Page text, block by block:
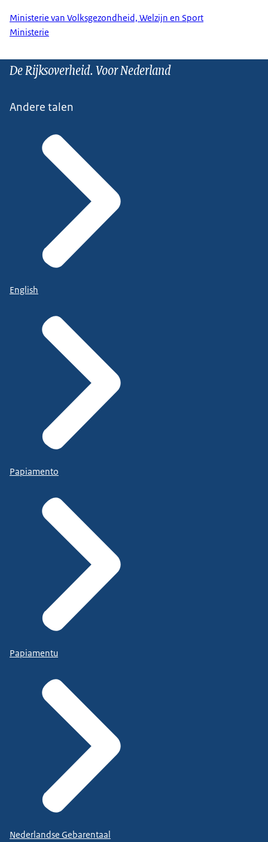
Ministerie van Volksgezondheid, Welzijn en Sport
Ministerie
De Rijksoverheid. Voor Nederland
Andere talen
English
Papiamento
Papiamentu
Nederlandse Gebarentaal